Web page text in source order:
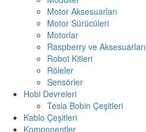
Motor Aksesuarları
Motor Sürücüleri
Motorlar
Raspberry ve Aksesuarları
Robot Kitleri
Röleler
Sensörler
Hobi Devreleri
Tesla Bobin Çeşitleri
Kablo Çeşitleri
Komponentler